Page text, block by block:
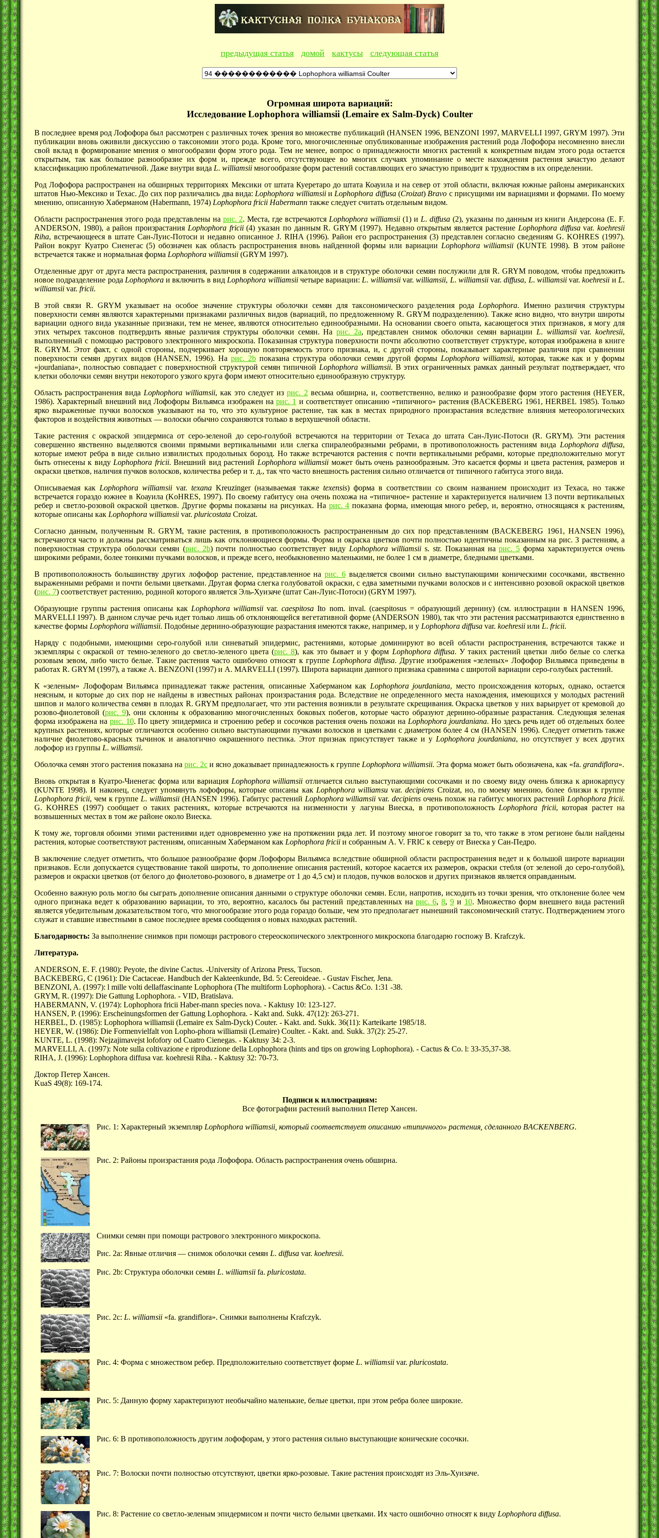
предыдущая статья домой кактусы следующая статья
Огромная широта вариаций:
Исследование Lophophora williamsii (Lemaire ex Salm-Dyck) Coulter
В последнее время род Лофофора был рассмотрен с различных точек зрения во множестве публикаций (HANSEN 1996, BENZONI 1997, MARVELLI 1997, GRYM 1997). Эти
публикации вновь оживили дискуссию о таксономии этого рода. Кроме того, многочисленные опубликованные изображения растений рода Лофофора несомненно внесли
свой вклад в формирование мнения о многообразии форм этого рода. Тем не менее, вопрос о принадлежности многих растений к конкретным видам этого рода остается
открытым, так как большое разнообразие их форм и, прежде всего, отсутствующее во многих случаях упоминание о месте нахождения растения зачастую делают
классификацию проблематичной. Даже внутри вида L. williamsii многообразие форм растений составляющих его зачастую приводит к трудностям в их определении.
Род Лофофора распространен на обширных территориях Мексики от штата Куеретаро до штата Коауила и на север от этой области, включая южные районы американских
штатов Нью-Мексико и Техас. До сих пор различались два вида:Lophophora williamsiiиLophophora diffusa(Croizat)Bravo с присущими им вариациями и формами. По моему
мнению, описанную Хаберманом (Habermann, 1974) Lophophora fricii Habermann также следует считать отдельным видом.
Области распространения этого рода представлены на рис. 2. Места, где встречаютсяLophophora williamsii (1) и L. diffusa(2), указаны по данным из книги Андерсона (E. F.
ANDERSON, 1980), а район произрастания Lophophora fricii(4) указан по данным R. GRYM (1997). Недавно открытым является растение Lophophora diffusavar.koehresii
Riha, встречающееся в штате Сан-Луис-Потоси и недавно описанное J. RIHA (1996). Район его распространения (3) представлен согласно сведениям G. KOHRES (1997).
Район вокруг Куатро Сиенегас (5) обозначен как область распространения вновь найденной формы или вариации Lophophora williamsii(KUNTE 1998). В этом районе
встречается также и нормальная форма Lophophora williamsii (GRYM 1997).
Отделенные друг от друга места распространения, различия в содержании алкалоидов и в структуре оболочки семян послужили для R. GRYM поводом, чтобы предложить
новое подразделение рода Lophophoraи включить в видLophophora williamsiiчетыре вариации:L. williamsiivar.williamsii, L. williamsiivar.diffusa, L. williamsiivar.koehresii иL.
williamsii var. fricii.
В этой связи R. GRYM указывает на особое значение структуры оболочки семян для таксономического разделения рода Lophophora. Именно различия структуры
поверхности семян являются характерными признаками различных видов (вариаций, по предложенному R. GRYM подразделению). Также ясно видно, что внутри широты
вариации одного вида указанные признаки, тем не менее, являются относительно единообразными. На основании своего опыта, касающегося этих признаков, я могу для
этих четырех таксонов подтвердить явные различия структуры оболочки семян. На рис. 2a, представлен снимок оболочки семян вариации L. williamsiivar.koehresii,
выполненный с помощью растрового электронного микроскопа. Показанная структура поверхности почти абсолютно соответствует структуре, которая изображена в книге
R. GRYM. Этот факт, с одной стороны, подчеркивает хорошую повторяемость этого признака, и, с другой стороны, показывает характерные различия при сравнении
поверхности семян других видов (HANSEN, 1996). Нарис. 2bпоказана структура оболочки семян другой формы Lophophora williamsii, которая, также как и у формы
«jourdaniana», полностью совпадает с поверхностной структурой семян типичнойLophophora williamsii. В этих ограниченных рамках данный результат подтверждает, что
клетки оболочки семян внутри некоторого узкого круга форм имеют относительно единообразную структуру.
Область распространения видаLophophora williamsii, как это следует изрис. 2весьма обширна, и, соответственно, велико и разнообразие форм этого растения (HEYER,
1986). Характерный внешний вид Лофофоры Вильямса изображен нарис. 1 и соответствует описанию «типичного» растения (BACKEBERG 1961, HERBEL 1985). Только
ярко выраженные пучки волосков указывают на то, что это культурное растение, так как в местах природного произрастания вследствие влияния метеорологических
факторов и воздействия животных — волоски обычно сохраняются только в верхушечной области.
Такие растения с окраской эпидермиса от серо-зеленой до серо-голубой встречаются на территории от Техаса до штата Сан-Луис-Потоси (R. GRYM). Эти растения
совершенно явственно выделяются своими прямыми вертикальными или слегка спиралеобразными ребрами, в противоположность растениям вида Lophophora diffusa,
которые имеют ребра в виде сильно извилистых продольных борозд. Но также встречаются растения с почти вертикальными ребрами, которые предположительно могут
быть отнесены к видуLophophora fricii. Внешний вид растений Lophophora williamsii может быть очень разнообразным. Это касается формы и цвета растения, размеров и
окраски цветков, наличия пучков волосков, количества ребер и т. д., так что часто внешность растения сильно отличается от типичного габитуса этого вида.
Описываемая как Lophophora williamsii var. texana Kreuzinger (называемая также texensis) форма в соответствии со своим названием происходит из Техаса, но также
встречается гораздо южнее в Коауила (KoHRES, 1997). По своему габитусу она очень похожа на «типичное» растение и характеризуется наличием 13 почти вертикальных
ребер и светло-розовой окраской цветков. Другие формы показаны на рисунках. На рис. 4 показана форма, имеющая много ребер, и, вероятно, относящаяся к растениям,
которые описаны как Lophophora williamsii var. pluricostata Croizat.
Согласно данным, полученным R. GRYM, такие растения, в противоположность распространенным до сих пор представлениям (BACKEBERG 1961, HANSEN 1996),
встречаются часто и должны рассматриваться лишь как отклоняющиеся формы. Форма и окраска цветков почти полностью идентичны показанным на рис. 3 растениям, а
поверхностная структура оболочки семян (рис. 2b)почти полностью соответствует видуLophophora williamsiis. str. Показанная нарис. 5 форма характеризуется очень
широкими ребрами, более тонкими пучками волосков, и прежде всего, необыкновенно маленькими, не более 1 см в диаметре, бледными цветками.
В противоположность большинству других лофофор растение, представленное на рис. 6выделяется своими сильно выступающими коническими сосочками, явственно
выраженными ребрами и почти белыми цветками. Другая форма слегка голубоватой окраски, с едва заметными пучками волосков и с интенсивно розовой окраской цветков
(рис. 7) соответствует растению, родиной которого является Эль-Хуизаче (штат Сан-Луис-Потоси) (GRYM 1997).
Образующие группы растения описаны какLophophora williamsii var.caespitosa Ito nom. inval. (caespitosus = образующий дернину) (см. иллюстрации в HANSEN 1996,
MARVELLI 1997). В данном случае речь идет только лишь об отклоняющейся вегетативной форме (ANDERSON 1980), так что эти растения рассматриваются единственно в
качестве формы Lophophora williamsii. Подобные дернино-образующие разрастания имеются также, например, и у Lophophora diffusa var. koehresii или L. fricii.
Наряду с подобными, имеющими серо-голубой или синеватый эпидермис, растениями, которые доминируют во всей области распространения, встречаются также и
экземпляры с окраской от темно-зеленого до светло-зеленого цвета(рис. 8), как это бывает и у форм Lophophora diffusa. У таких растений цветки либо белые со слегка
розовым зевом, либо чисто белые. Такие растения часто ошибочно относят к группе Lophophora diffusa. Другие изображения «зеленых» Лофофор Вильямса приведены в
работах R. GRYM (1997), а также A. BENZONI (1997) и A. MARVELLI (1997). Широта вариации данного признака сравнима с широтой вариации серо-голубых растений.
К «зеленым» Лофофорам Вильямса принадлежат также растения, описанные Хаберманом как Lophophora jourdaniana, место происхождения которых, однако, остается
неясным, и которые до сих пор не найдены в известных районах произрастания рода. Вследствие не определенного места нахождения, имеющихся у молодых растений
шипов и малого количества семян в плодах R. GRYM предполагает, что эти растения возникли в результате скрещивания. Окраска цветков у них варьирует от кремовой до
розово-фиолетовой(рис. 9), они склонны к образованию многочисленных боковых побегов, которые часто образуют дернино-образные разрастания. Следующая зеленая
форма изображена на рис. 10. По цвету эпидермиса и строению ребер и сосочков растения очень похожи на Lophophora jourdaniana. Но здесь речь идет об отдельных более
крупных растениях, которые отличаются особенно сильно выступающими пучками волосков и цветками с диаметром более4 см (HANSEN 1996). Следует отметить также
наличие фиолетово-красных тычинок и аналогично окрашенного пестика. Этот признак присутствует также и у Lophophora jourdaniana, но отсутствует у всех других
лофофор из группы L. williamsii.
Оболочка семян этого растения показана на рис. 2с и ясно доказывает принадлежность к группе Lophophora williamsii. Эта форма может быть обозначена, как «fa. grandiflora».
Вновь открытая в Куатро-Чиенегас форма или вариация Lophophora williamsii отличается сильно выступающими сосочками и по своему виду очень близка к ариокарпусу
(KUNTE 1998). И наконец, следует упомянуть лофофоры, которые описаны как Lophophora williamsu var.decipiens Croizat, но, по моему мнению, более близки к группе
Lophophora fricii, чем к группеL.williamsii (HANSEN 1996). Габитус растений Lophophora williamsii var.decipiens очень похож на габитус многих растенийLophophora fricii.
G. KOHRES (1997) сообщает о таких растениях, которые встречаются на низменности у лагуны Виеска, в противоположностьLophophora fricii, которая растет на
возвышенных местах в том же районе около Виеска.
К тому же, торговля обоими этими растениями идет одновременно уже на протяжении ряда лет. И поэтому многое говорит за то, что также в этом регионе были найдены
растения, которые соответствуют растениям, описанным Хаберманом как Lophophora fricii и собранным A. V. FRIC к северу от Виеска у Сан-Педро.
В заключение следует отметить, что большое разнообразие форм Лофофоры Вильямса вследствие обширной области распространения ведет и к большой широте вариации
признаков. Если допускается существование такой широты, то дополнение описания растений, которое касается их размеров, окраски стебля (от зеленой до серо-голубой),
размеров и окраски цветков (от белого до фиолетово-розового, в диаметре от 1 до 4,5 см) и плодов, пучков волосков и других признаков является оправданным.
Особенно важную роль могло бы сыграть дополнение описания данными о структуре оболочки семян. Если, напротив, исходить из точки зрения, что отклонение более чем
одного признака ведет к образованию вариации, то это, вероятно, касалось бы растений представленных на рис. 6, 8, 9и 10. Множество форм внешнего вида растений
является убедительным доказательством того, что многообразие этого рода гораздо больше, чем это предполагает нынешний таксономический статус. Подтверждением этого
служат и ставшие известными в самое последнее время сообщения о новых находках растений.
Благодарность: За выполнение снимков при помощи растрового стереоскопического электронного микроскопа благодарю госпожу B. Krafczyk.
Литература.
ANDERSON, E. F. (1980): Peyote, the divine Cactus. -University of Arizona Press, Tucson.
BACKEBERG, C (1961): Die Cactaceae. Handbuch der Kakteenkunde, Bd. 5: Cereoideae. - Gustav Fischer, Jena.
BENZONI, A. (1997): l mille volti dellaffascinante Lophophora (The multiform Lophophora). - Cactus &Co. 1:31 -38.
GRYM, R. (1997): Die Gattung Lophophora. - VID, Bratislava.
HABERMANN, V. (1974): Lophophora fricii Haber-mann species nova. - Kaktusy 10: 123-127.
HANSEN, P. (1996): Erscheinungsformen der Gattung Lophophora. - Kakt and. Sukk. 47(12): 263-271.
HERBEL, D. (1985): Lophophora williamsii (Lemaire ex Salm-Dyck) Couter. - Kakt. and. Sukk. 36(11): Karteikarte 1985/18.
HEYER, W. (1986): Die Formenvielfalt von Lopho-phora williamsii (Lemaire) Coulter. - Kakt. and. Sukk. 37(2): 25-27.
KUNTE, L. (1998): Nejzajimavejst lofofory od Cuatro Cienegas. - Kaktusy 34: 2-3.
MARVELLI, A. (1997): Note sulla coltivazione e riproduzione della Lophophora (hints and tips on growing Lophophora). - Cactus & Co. l: 33-35,37-38.
RIHA, J. (1996): Lophophora diffusa var. koehresii Riha. - Kaktusy 32: 70-73.
Доктор Петер Хансен.
KuaS 49(8): 169-174.
Подписи к иллюстрациям:
Все фотографии растений выполнил Петер Хансен.
Рис. 1: Характерный экземпляр Lophophora williamsii, который соответствует описанию «типичного» растения, сделанного BACKENBERG.
Рис. 2: Районы произрастания рода Лофофора. Область распространения очень обширна.
Снимки семян при помощи растрового электронного микроскопа.
Рис. 2а: Явные отличия — снимок оболочки семян L. diffusa var. koehresii.
Рис. 2b: Структура оболочки семян L. williamsii fa. pluricostata.
Рис. 2с: L. williamsii «fa. grandiflora». Снимки выполнены Krafczyk.
Рис. 4: Форма с множеством ребер. Предположительно соответствует форме L. williamsii var. pluricostata.
Рис. 5: Данную форму характеризуют необычайно маленькие, белые цветки, при этом ребра более широкие.
Рис. 6: В противоположность другим лофофорам, у этого растения сильно выступающие конические сосочки.
Рис. 7: Волоски почти полностью отсутствуют, цветки ярко-розовые. Такие растения происходят из Эль-Хуизаче.
Рис. 8: Растение со светло-зеленым эпидермисом и почти чисто белыми цветками. Их часто ошибочно относят к виду Lophophora diffusa.